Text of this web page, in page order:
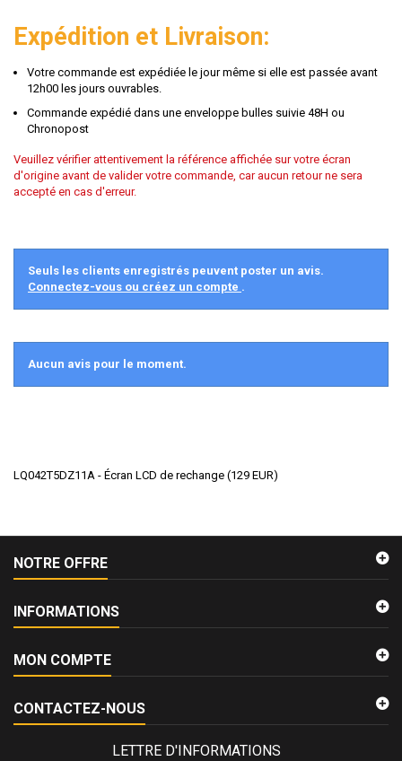
Expédition et Livraison:
Votre commande est expédiée le jour même si elle est passée avant
12h00 les jours ouvrables.
Commande expédié dans une enveloppe bulles suivie 48H ou
Chronopost
Veuillez vérifier attentivement la référence affichée sur votre écran
d'origine avant de valider votre commande, car aucun retour ne sera
accepté en cas d'erreur.
Seuls les clients enregistrés peuvent poster un avis.
Connectez-vous ou créez un compte .
Aucun avis pour le moment.
LQ042T5DZ11A - Écran LCD de rechange (129 EUR)
NOTRE OFFRE
INFORMATIONS
MON COMPTE
CONTACTEZ-NOUS
LETTRE D'INFORMATIONS